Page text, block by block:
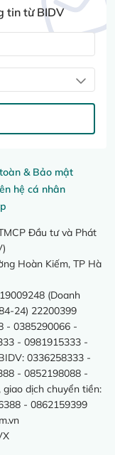
& Bảo mật
hệ cá nhân
Đầu tư và Phát
Hoàn Kiếm, TP Hà
(Doanh
24) 22200399
- 0385290066 -
- 0981915333 -
0336258333 -
- 0852198088 -
dịch chuyển tiền:
- 0862159399
tin từ BIDV